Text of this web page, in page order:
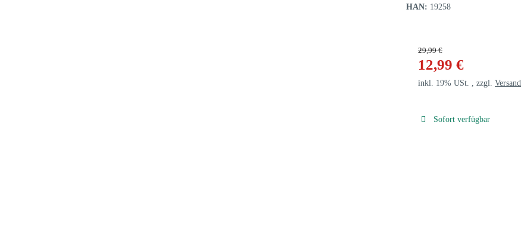
HAN: 19258
29,99 €
12,99 €
inkl. 19% USt. , zzgl. Versand
Sofort verfügbar